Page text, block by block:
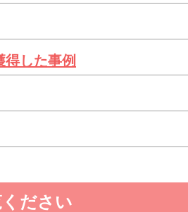
した事例
ださい